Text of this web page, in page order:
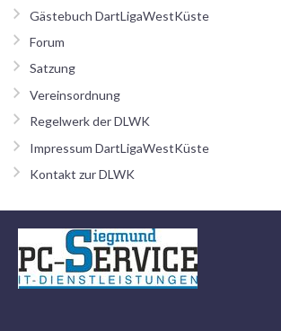
Gästebuch DartLigaWestKüste
Forum
Satzung
Vereinsordnung
Regelwerk der DLWK
Impressum DartLigaWestKüste
Kontakt zur DLWK